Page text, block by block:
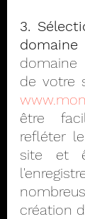
3.
être
refléter
site et
création